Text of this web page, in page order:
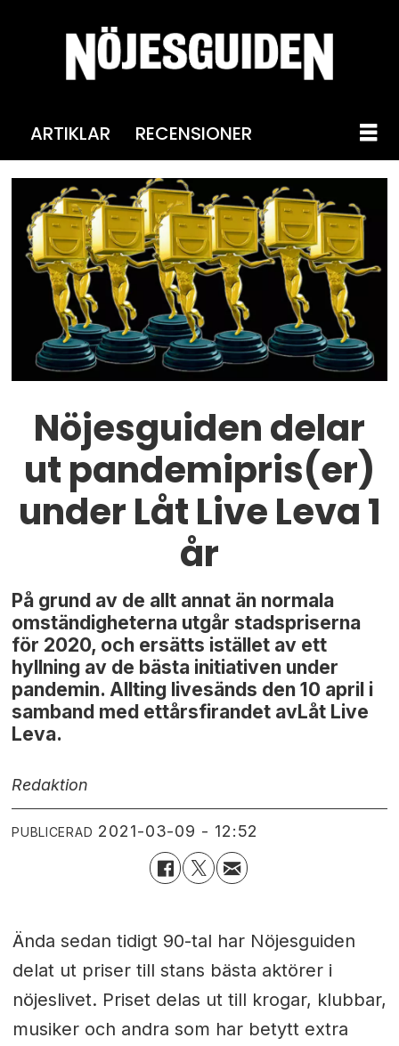
ARTIKLAR RECENSIONER
Nöjesguiden delar
ut pandemipris(er)
under Låt Live Leva 1
år
På grund av de allt annat än normala
omständigheterna utgår stadspriserna
för 2020, och ersätts istället av ett
hyllning av de bästa initiativen under
pandemin. Allting livesänds den 10 april i
samband med ettårsfirandet avLåt Live
Leva.
Redaktion
PUBLICERAD 2021-03-09 - 12:52
Ända sedan tidigt 90-tal har Nöjesguiden
delat ut priser till stans bästa aktörer i
nöjeslivet. Priset delas ut till krogar, klubbar,
musiker och andra som har betytt extra